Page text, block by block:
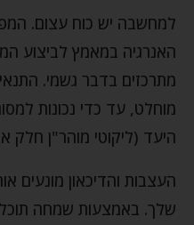
למחשבה יש כוח עצום.
האנרגיה במאמץ לביצוע
מתרכזים בדבר גשמי. התנאי
מוחלט, עד כדי נכונות
היעד (ליקוטי מוהר"ן חלק
העצבות והדיכאון מונעים
שלך. באמצעות שמחה